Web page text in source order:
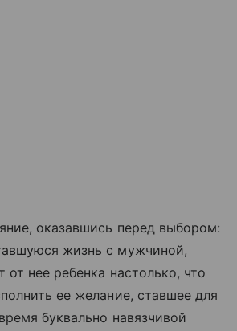
оказавшись перед выбором:
жизнь с мужчиной,
от нее ребенка настолько, что
ее желание, ставшее для
буквально навязчивой